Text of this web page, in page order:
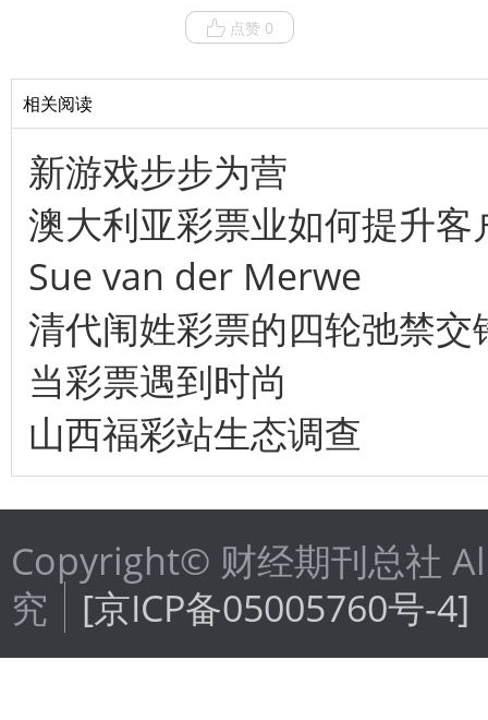
点赞 0
相关阅读
新游戏步步为营
澳大利亚彩票业如何提升
Sue van der Merwe
清代闱姓彩票的四轮弛禁交
当彩票遇到时尚
山西福彩站生态调查
Copyright© 财经期刊总社
究
[京ICP备05005760号-4]